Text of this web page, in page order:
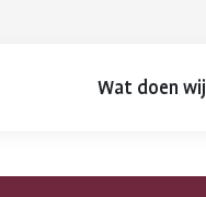
Wat doen wij